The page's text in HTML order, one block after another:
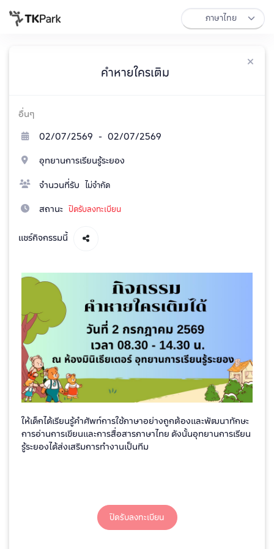
คำหายใครเติม
อื่นๆ
02/07/2569 - 02/07/2569
อุทยานการเรียนรู้ระยอง
จำนวนที่รับ ไม่จำกัด
สถานะ ปิดรับลงทะเบียน
แชร์กิจกรรมนี้
ให้เด็กได้เรียนรู้คำศัพท์การใช้ภาษาอย่างถูกต้องและพัฒนาทักษะ
การอ่านการเขียนและการสื่อสารภาษาไทย ดังนั้นอุทยานการเรียน
รู้ระยองได้ส่งเสริมการทำงานเป็นทีม
ปิดรับลงทะเบียน